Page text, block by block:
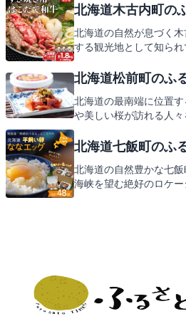
の素敵な町の魅力をふ
ますので、どうぞお楽し
北海道木古内町の
北海道の自然が息づく
する観光地として知ら
木古内町の魅力を存分に
北海道松前町のふ
北海道の最南端に位置
や美しい桜が訪れる人
そんな松前町からのふる
うぞお楽しみに。
北海道七飯町のふ
北海道の自然豊かな七
海峡を望む絶好のロケ